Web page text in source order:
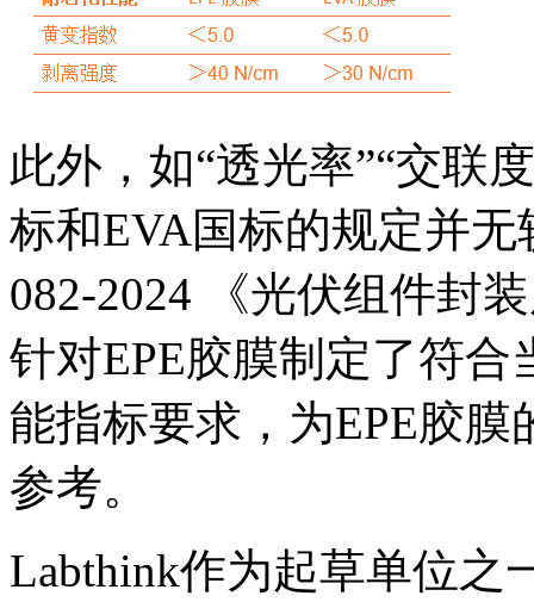
此外，如“透光率”“交联
标和EVA国标的规定并
082-2024 《光伏组件封
针对EPE胶膜制定了符
能指标要求，为EPE胶
参考。
Labthink作为起草单位之